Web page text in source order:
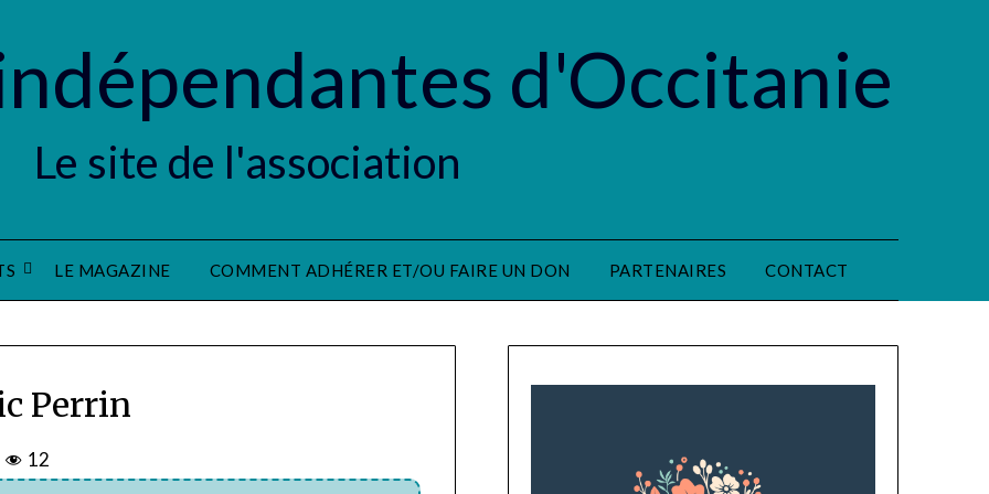
d'Occitanie
Le site de l'association
LE MAGAZINE COMMENT ADHÉRER ET/OU FAIRE UN DON PARTENAIRES CONTACT
Perrin
12